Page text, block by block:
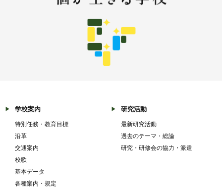
学校案内
特別任務・教育目標
沿革
交通案内
校歌
基本データ
各種案内・規定
研究活動
最新研究活動
過去のテーマ・総論
研究・研修会の協力・派遣